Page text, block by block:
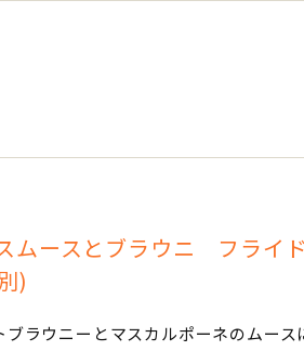
ムースとブラウニ フライ
)
ブラウニーとマスカルポーネのムース